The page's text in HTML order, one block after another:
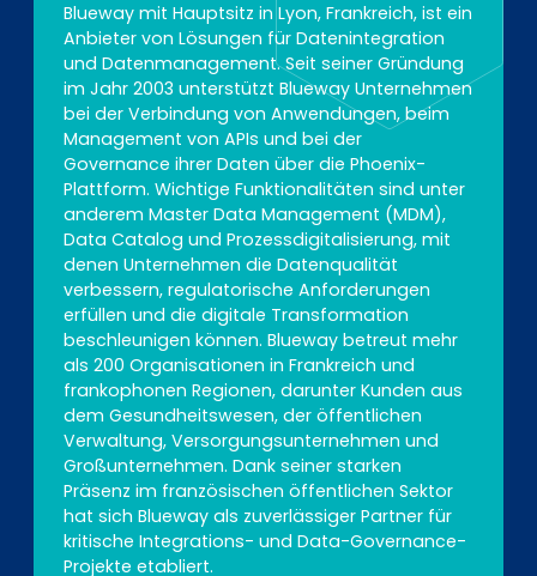
Blueway mit Hauptsitz in Lyon, Frankreich, ist ein
Anbieter von Lösungen für Datenintegration
und Datenmanagement. Seit seiner Gründung
im Jahr 2003 unterstützt Blueway Unternehmen
bei der Verbindung von Anwendungen, beim
Management von APIs und bei der
Governance ihrer Daten über die Phoenix-
Plattform. Wichtige Funktionalitäten sind unter
anderem Master Data Management (MDM),
Data Catalog und Prozessdigitalisierung, mit
denen Unternehmen die Datenqualität
verbessern, regulatorische Anforderungen
erfüllen und die digitale Transformation
beschleunigen können. Blueway betreut mehr
als 200 Organisationen in Frankreich und
frankophonen Regionen, darunter Kunden aus
dem Gesundheitswesen, der öffentlichen
Verwaltung, Versorgungsunternehmen und
Großunternehmen. Dank seiner starken
Präsenz im französischen öffentlichen Sektor
hat sich Blueway als zuverlässiger Partner für
kritische Integrations- und Data-Governance-
Projekte etabliert.